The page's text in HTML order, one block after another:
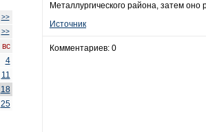
>>
>>
вс
4
11
18
25
Металлургического района, затем оно
Источник
Комментариев: 0